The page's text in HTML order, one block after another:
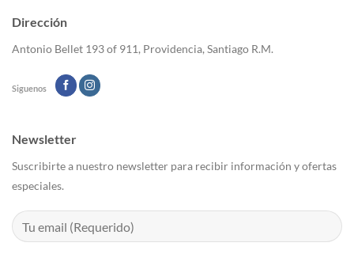
Dirección
Antonio Bellet 193 of 911, Providencia, Santiago R.M.
Siguenos
Newsletter
Suscribirte a nuestro newsletter para recibir información y ofertas
especiales.